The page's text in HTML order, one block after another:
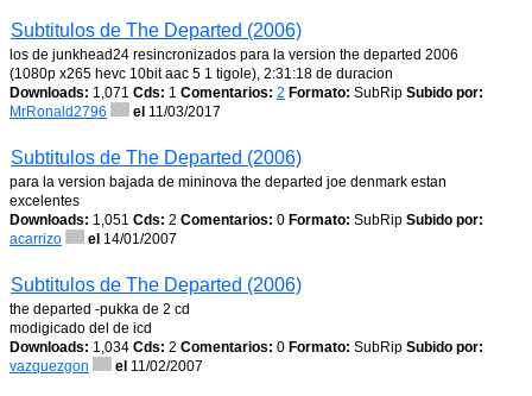
Subtitulos de The Departed (2006)
los de junkhead24 resincronizados para la version the departed 2006
(1080p x265 hevc 10bit aac 5 1 tigole), 2:31:18 de duracion
Downloads: 1,071 Cds: 1 Comentarios: 2 Formato: SubRip Subido por:
MrRonald2796
el 11/03/2017
Subtitulos de The Departed (2006)
para la version bajada de mininova the departed joe denmark estan
excelentes
Downloads: 1,051 Cds: 2 Comentarios: 0 Formato: SubRip Subido por:
acarrizo
el 14/01/2007
Subtitulos de The Departed (2006)
the departed -pukka de 2 cd
modigicado del de icd
Downloads: 1,034 Cds: 2 Comentarios: 0 Formato: SubRip Subido por:
vazquezgon
el 11/02/2007